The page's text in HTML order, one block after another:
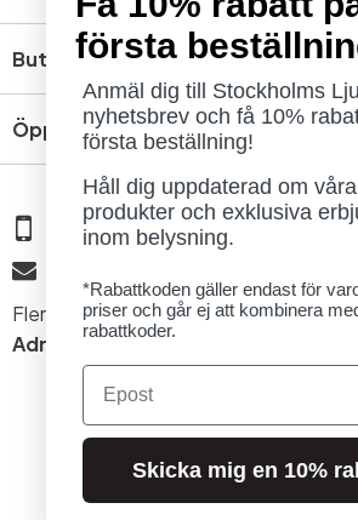
Butik
Öppettider
08 - 654 29 00
Fler kontaktuppgifter »
Adress:Kungsholmsgatan 6, 112 27
första
Anmäl dig till Stockholms
nyhetsbrev och få 10%
första beställning!
Håll dig uppdaterad om
produkter och exklusiva
inom belysning.
*Rabattkoden gäller endast för
priser och går ej att kombinera
rabattkoder.
Email
Skicka mig en 10%